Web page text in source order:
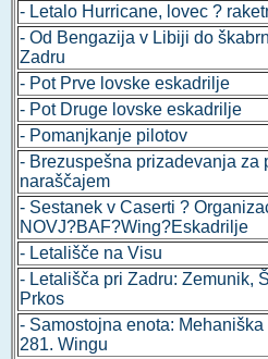
- Letalo Hurricane, lovec ?
- Od Bengazija v Libiji do
Zadru
- Pot Prve lovske eskadrilje
- Pot Druge lovske eskadrilje
- Pomanjkanje pilotov
- Brezuspešna prizadevanja za
naraščajem
- Sestanek v Caserti ?
NOVJ?BAF?Wing?Eskadrilje
- Letališče na Visu
- Letališča pri Zadru: Zemunik,
Prkos
- Samostojna enota: Mehaniška
281. Wingu